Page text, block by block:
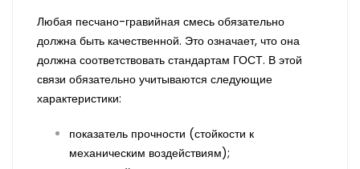
Любая песчано-гравийная смесь обязательно
должна быть качественной. Это означает, что она
должна соответствовать стандартам ГОСТ. В этой
связи обязательно учитываются следующие
характеристики:
показатель прочности (стойкости к
механическим воздействиям);